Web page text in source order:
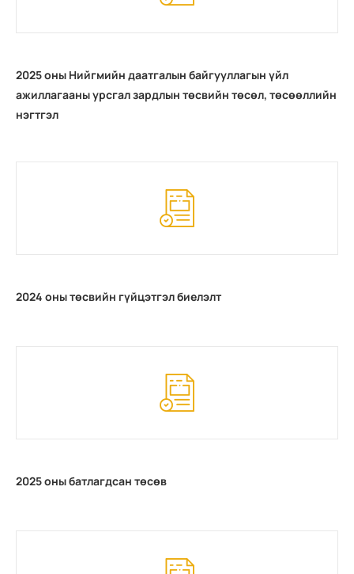
2025 оны Нийгмийн даатгалын байгууллагын үйл
ажиллагааны урсгал зардлын төсвийн төсөл, төсөөллийн
нэгтгэл
2024 оны төсвийн гүйцэтгэл биелэлт
2025 оны батлагдсан төсөв